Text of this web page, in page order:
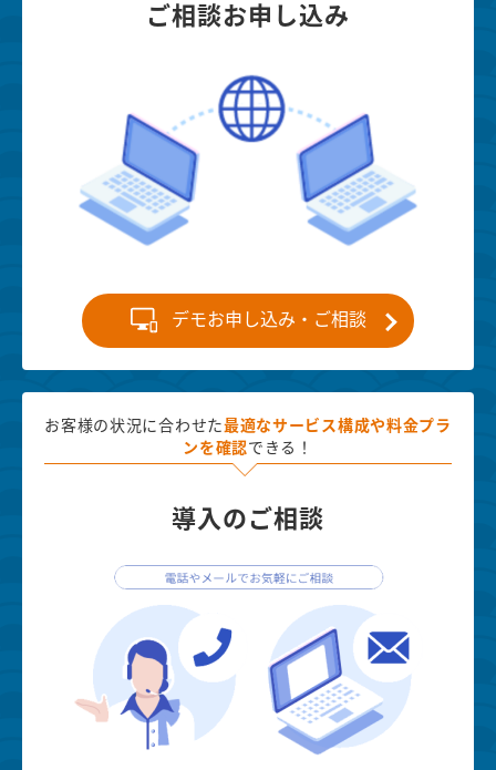
ご相談お申し込み
デモお申し込み・ご相談
お客様の状況に合わせた最適なサービス構成や料金プラ
ンを確認 できる！
導入のご相談